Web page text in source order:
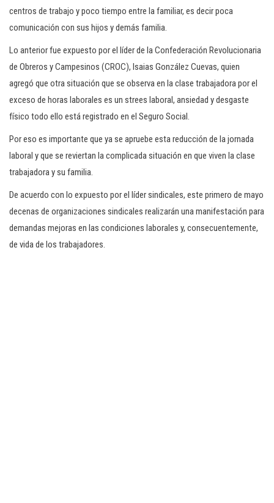
centros de trabajo y poco tiempo entre la familiar, es decir poca
comunicación con sus hijos y demás familia.
Lo anterior fue expuesto por el líder de la Confederación Revolucionaria
de Obreros y Campesinos (CROC), Isaias González Cuevas, quien
agregó que otra situación que se observa en la clase trabajadora por el
exceso de horas laborales es un strees laboral, ansiedad y desgaste
físico todo ello está registrado en el Seguro Social.
Por eso es importante que ya se apruebe esta reducción de la jornada
laboral y que se reviertan la complicada situación en que viven la clase
trabajadora y su familia.
De acuerdo con lo expuesto por el líder sindicales, este primero de mayo
decenas de organizaciones sindicales realizarán una manifestación para
demandas mejoras en las condiciones laborales y, consecuentemente,
de vida de los trabajadores.